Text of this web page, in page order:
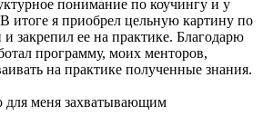
понимание по коучингу и у
итоге я приобрел цельную картину по
и закрепил ее на практике. Благодарю
программу, моих менторов,
на практике полученные знания.
для меня захватывающим